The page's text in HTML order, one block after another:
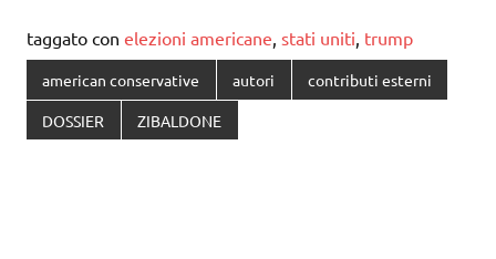
taggato con elezioni americane, stati uniti, trump
american conservative autori contributi esterni
DOSSIER ZIBALDONE